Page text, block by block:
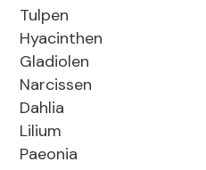
Tulpen
Hyacinthen
Gladiolen
Narcissen
Dahlia
Lilium
Paeonia